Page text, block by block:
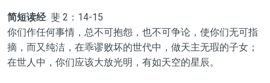
简短读经 斐 2：14-15
你们作任何事情，总不可抱怨，也不可争论，使你们无可指
摘，而又纯洁，在乖谬败坏的世代中，做天主无瑕的子女；
在世人中，你们应该大放光明，有如天空的星辰。